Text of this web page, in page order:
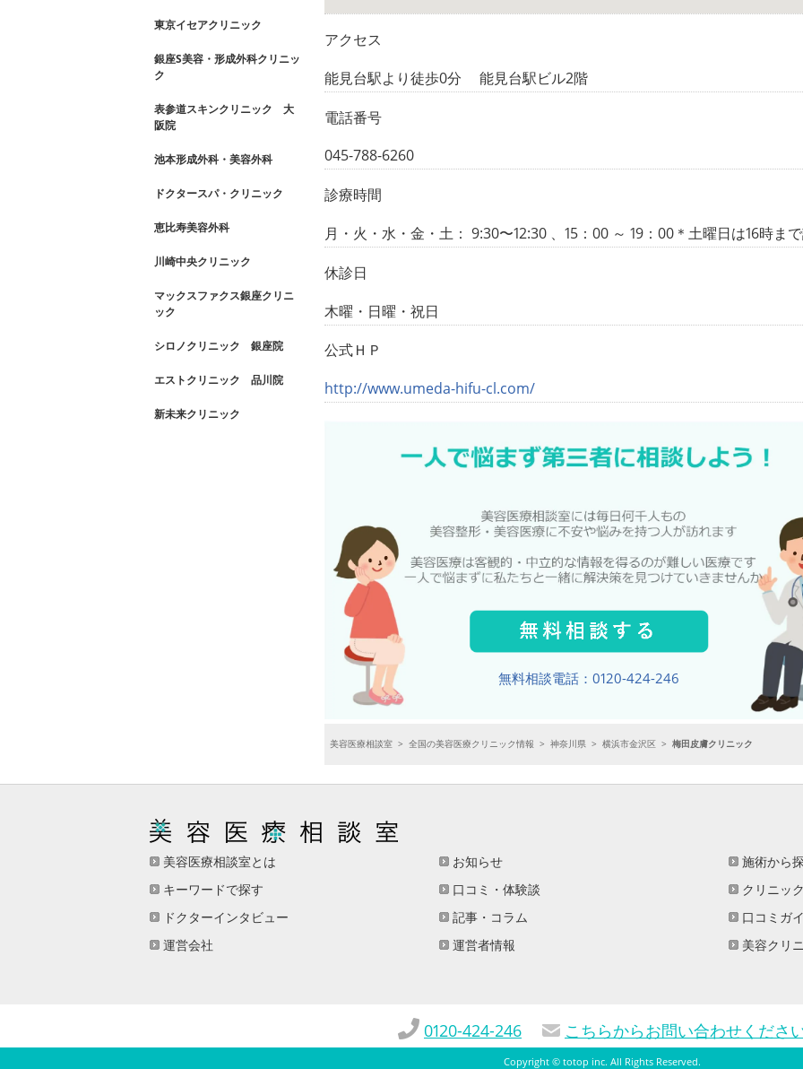
アクセス
能見台駅より徒歩0分 能見台駅ビル2階
電話番号
045-788-6260
診療時間
月・火・水・金・土： 9:30〜12:30 、15：00 ～ 19：00＊土曜日は16時
休診日
木曜・日曜・祝日
公式ＨＰ
http://www.umeda-hifu-cl.com/
無料相談電話：0120-424-246
美容医療相談室 > 全国の美容医療クリニック情報 > 神奈川県 > 横浜市金沢区 > 梅田皮膚クリニック
東京イセアクリニック
銀座S美容・形成外科クリニッ
ク
表参道スキンクリニック 大
阪院
池本形成外科・美容外科
ドクタースパ・クリニック
恵比寿美容外科
川崎中央クリニック
マックスファクス銀座クリニ
ック
シロノクリニック 銀座院
エストクリニック 品川院
新未来クリニック
美容医療相談室とは お知らせ
施術から
キーワードで探す
口コミ・体験談
クリニッ
ドクターインタビュー
記事・コラム
口コミガ
運営会社
運営者情報 美容クリ
0120-424-246 こちらからお問い合わせくださ
Copyright © totop inc. All Rights Reserved.